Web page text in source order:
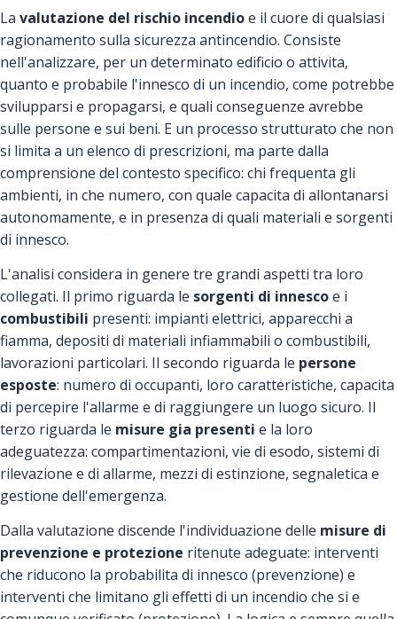
La valutazione del rischio incendioe il cuore di qualsiasi
ragionamento sulla sicurezza antincendio. Consiste
nell'analizzare, per un determinato edificio o attivita,
quanto e probabile l'innesco di un incendio, come potrebbe
svilupparsi e propagarsi, e quali conseguenze avrebbe
sulle persone e sui beni. E un processo strutturato che non
si limita a un elenco di prescrizioni, ma parte dalla
comprensione del contesto specifico: chi frequenta gli
ambienti, in che numero, con quale capacita di allontanarsi
autonomamente, e in presenza di quali materiali e sorgenti
di innesco.
L'analisi considera in genere tre grandi aspetti tra loro
collegati. Il primo riguarda le sorgenti di innescoe i
combustibili presenti: impianti elettrici, apparecchi a
fiamma, depositi di materiali infiammabili o combustibili,
lavorazioni particolari. Il secondo riguarda le persone
esposte: numero di occupanti, loro caratteristiche, capacita
di percepire l'allarme e di raggiungere un luogo sicuro. Il
terzo riguarda le misure gia presenti e la loro
adeguatezza: compartimentazioni, vie di esodo, sistemi di
rilevazione e di allarme, mezzi di estinzione, segnaletica e
gestione dell'emergenza.
Dalla valutazione discende l'individuazione delle misure di
prevenzione e protezione ritenute adeguate: interventi
che riducono la probabilita di innesco (prevenzione) e
interventi che limitano gli effetti di un incendio che si e